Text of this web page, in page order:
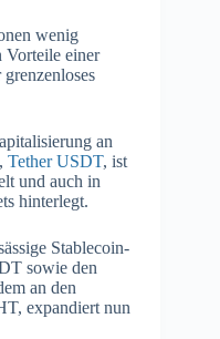
wenig
Vorteile einer
an
Tether USDT, ist
und auch in
hinterlegt.
Stablecoin-
sowie den
an den
expandiert nun